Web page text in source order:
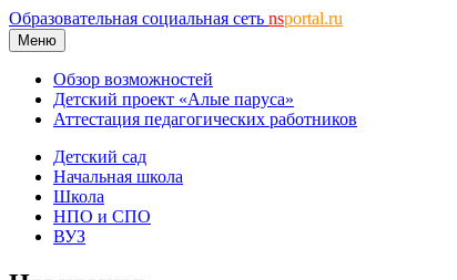
Образовательная социальная сеть nsportal.ru
Меню
Обзор возможностей
Детский проект «Алые паруса»
Аттестация педагогических работников
Детский сад
Начальная школа
Школа
НПО и СПО
ВУЗ